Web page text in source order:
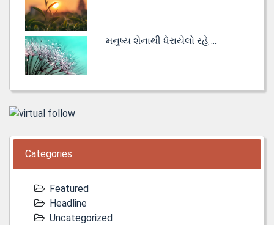
મનુષ્ય શેનાથી ધેરાયેલો રહે ...
Categories
Featured
Headline
Uncategorized